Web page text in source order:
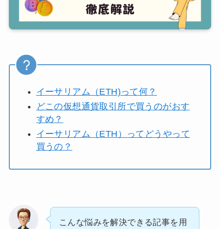
イーサリアム（ETH)って何？
どこの仮想通貨取引所で買うのがおす
すめ？
イーサリアム（ETH）ってどうやって
買うの？
こんな悩みを解決できる記事を用